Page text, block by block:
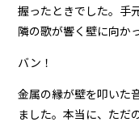
握ったときでした。手
隣の歌が響く壁に向か
バン！
金属の縁が壁を叩いた
ました。本当に、ただ